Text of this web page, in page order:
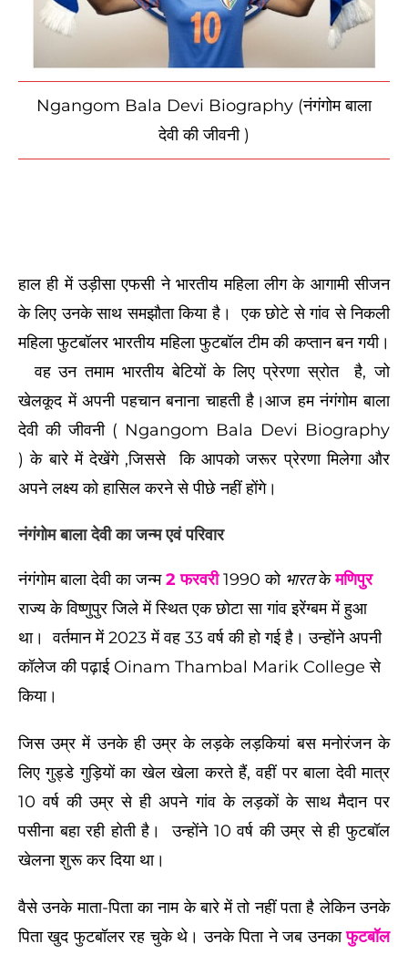
Ngangom Bala Devi Biography (नंगंगोम बाला
देवी की जीवनी )
हाल ही में उड़ीसा एफसी ने भारतीय महिला लीग के आगामी सीजन
के लिए उनके साथ समझौता किया है। एक छोटे से गांव से निकली
महिला फुटबॉलर भारतीय महिला फुटबॉल टीम की कप्तान बन गयी।
वह उन तमाम भारतीय बेटियों के लिए प्रेरणा स्रोत है, जो
खेलकूद में अपनी पहचान बनाना चाहती है।आज हम नंगंगोम बाला
देवी की जीवनी ( Ngangom Bala Devi Biography
) के बारे में देखेंगे,जिससे कि आपको जरूर प्रेरणा मिलेगा और
अपने लक्ष्य को हासिल करने से पीछे नहीं होंगे।
नंगंगोम बाला देवीका जन्म एवं परिवार
नंगंगोम बाला देवीका जन्म2 फरवरी1990 को भारतकेमणिपुर
राज्य के विष्णुपुर जिले में स्थित एक छोटा सा गांव इरेंग्बम में हुआ
था। वर्तमान में 2023 में वह 33 वर्ष की हो गई है।उन्होंने अपनी
कॉलेज की पढ़ाई Oinam Thambal Marik College से
किया।
जिस उम्र में उनके ही उम्र के लड़के लड़कियां बस मनोरंजन के
लिए गुड्डे गुड़ियों का खेल खेला करते हैं, वहीं पर बाला देवी मात्र
10 वर्ष की उम्र से ही अपने गांव के लड़कों के साथ मैदान पर
पसीना बहा रही होती है। उन्होंने 10 वर्ष की उम्र से ही फुटबॉल
खेलना शुरू कर दिया था।
वैसे उनके माता-पिता का नाम के बारे में तो नहीं पता है लेकिन उनके
पिता खुद फुटबॉलर रह चुके थे।उनके पिता ने जब उनकाफुटबॉल